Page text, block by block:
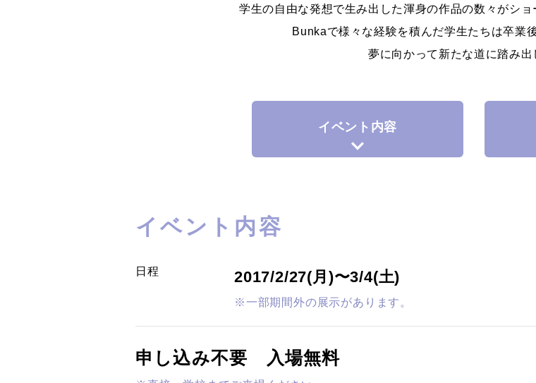
学生の自由な発想で生み出した渾身の作品の数々がショ
Bunkaで様々な経験を積んだ学生たちは卒業
夢に向かって新たな道に踏み出
イベント内容
イベント内容
日程 2017/2/27(月)〜3/4(土)
※一部期間外の展示があります。
申し込み不要 入場無料